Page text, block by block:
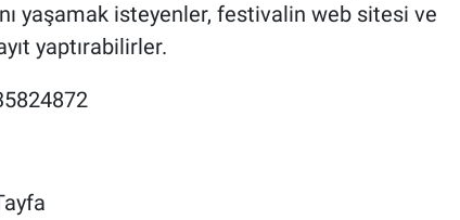
yaşamak isteyenler, festivalin web sitesi ve
yaptırabilirler.